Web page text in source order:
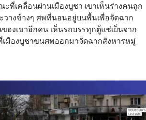
วางข้างๆ ศพที่นอนอยู่บนพื้นเพื่อจัดฉาก
องเขาอีกคน เห็นรถบรรทุกตู้แช่เย็นจาก
เมืองบูชาขนศพออกมาจัดฉากสังหารหมู่